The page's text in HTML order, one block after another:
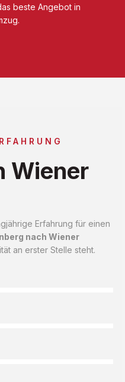
beste Angebot in
Wiener
Erfahrung für einen
nach Wiener
an erster Stelle steht.